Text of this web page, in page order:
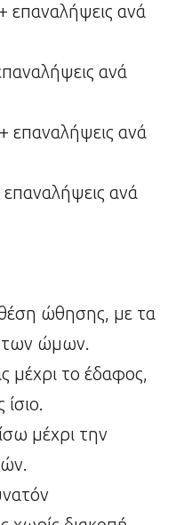
επαναλήψεις ανά
ανά
επαναλήψεις ανά
ανά
ώθησης, με τα
των ώμων.
μέχρι το έδαφος,
μέχρι την